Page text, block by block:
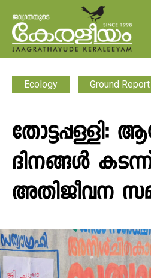
Ecology Ground Report
തോട്ടപ്പള്ളി:
ദിനങ്ങൾ
അതിജീവന